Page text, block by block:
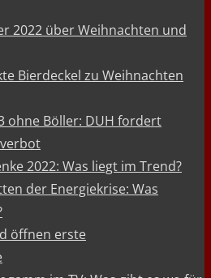
2022 über Weihnachten und
Bierdeckel zu Weihnachten
ohne Böller: DUH fordert
2022: Was liegt im Trend?
der Energiekrise: Was
öffnen erste